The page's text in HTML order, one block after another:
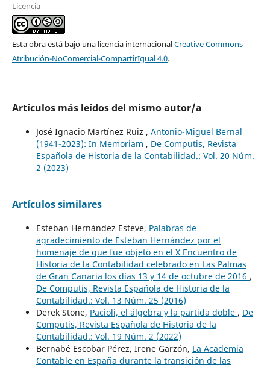
Licencia
Esta obra está bajo una licencia internacionalCreative Commons
Atribución-NoComercial-CompartirIgual 4.0.
Artículos más leídos del mismo autor/a
José Ignacio Martínez Ruiz , Antonio-Miguel Bernal
(1941-2023): In Memoriam , De Computis, Revista
Española de Historia de la Contabilidad.: Vol. 20 Núm.
2 (2023)
Artículos similares
Esteban Hernández Esteve, Palabras de
agradecimiento de Esteban Hernández por el
homenaje de que fue objeto en el X Encuentro de
Historia de la Contabilidad celebrado en Las Palmas
de Gran Canaria los días 13 y 14 de octubre de 2016 ,
De Computis, Revista Española de Historia de la
Contabilidad.: Vol. 13 Núm. 25 (2016)
Derek Stone, Pacioli, el álgebra y la partida doble , De
Computis, Revista Española de Historia de la
Contabilidad.: Vol. 19 Núm. 2 (2022)
Bernabé Escobar Pérez, Irene Garzón, La Academia
Contable en España durante la transición de las